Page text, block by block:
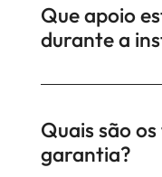
Que apoio
durante a
Quais são
garantia?